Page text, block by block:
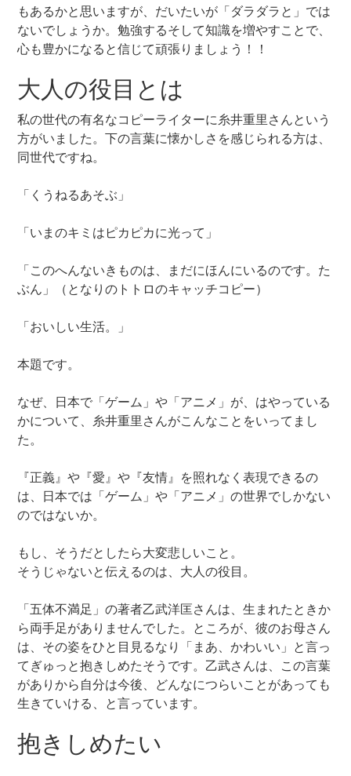
もあるかと思いますが、だいたいが「ダラダラと」では
ないでしょうか。勉強するそして知識を増やすことで、
心も豊かになると信じて頑張りましょう！！
大人の役目とは
私の世代の有名なコピーライターに糸井重里さんという
方がいました。下の言葉に懐かしさを感じられる方は、
同世代ですね。
「くうねるあそぶ」
「いまのキミはピカピカに光って」
「このへんないきものは、まだにほんにいるのです。た
ぶん」（となりのトトロのキャッチコピー）
「おいしい生活。」
本題です。
なぜ、日本で「ゲーム」や「アニメ」が、はやっている
かについて、糸井重里さんがこんなことをいってまし
た。
『正義』や『愛』や『友情』を照れなく表現できるの
は、日本では「ゲーム」や「アニメ」の世界でしかない
のではないか。
もし、そうだとしたら大変悲しいこと。
そうじゃないと伝えるのは、大人の役目。
「五体不満足」の著者乙武洋匡さんは、生まれたときか
ら両手足がありませんでした。ところが、彼のお母さん
は、その姿をひと目見るなり「まあ、かわいい」と言っ
てぎゅっと抱きしめたそうです。乙武さんは、この言葉
がありから自分は今後、どんなにつらいことがあっても
生きていける、と言っています。
抱きしめたい